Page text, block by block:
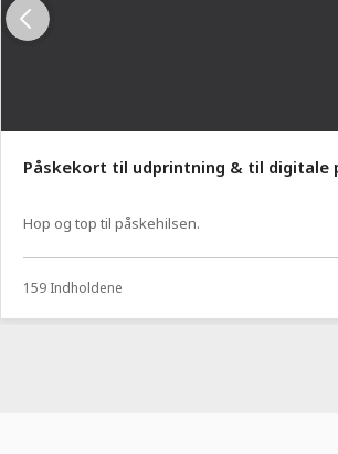
Påskekort til udprintning & til digitale
Hop og top til påskehilsen.
159 Indholdene